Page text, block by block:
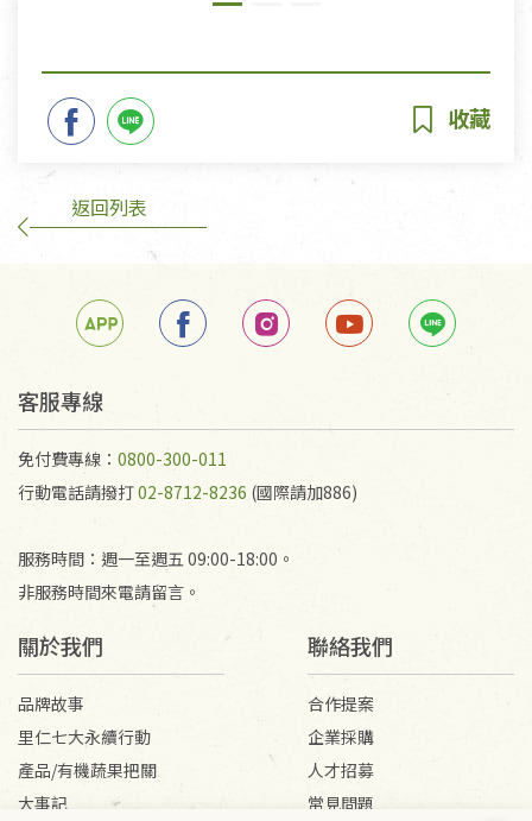
返回列表
客服專線
免付費專線： 0800-300-011
行動電話請撥打02-8712-8236 (國際請加886)
服務時間：週一至週五 09:00-18:00。
非服務時間來電請留言。
關於我們
品牌故事
里仁七大永續行動
產品/有機蔬果把關
大事記
聯絡我們
合作提案
企業採購
人才招募
常見問題